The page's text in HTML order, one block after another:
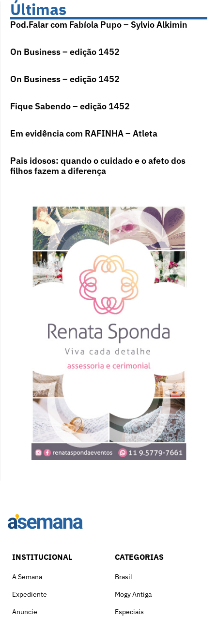
Últimas
Pod.Falar com Fabíola Pupo – Sylvio Alkimin
On Business – edição 1452
On Business – edição 1452
Fique Sabendo – edição 1452
Em evidência com RAFINHA – Atleta
Pais idosos: quando o cuidado e o afeto dos
filhos fazem a diferença
INSTITUCIONAL
A Semana
Expediente
Anuncie
CATEGORIAS
Brasil
Mogy Antiga
Especiais